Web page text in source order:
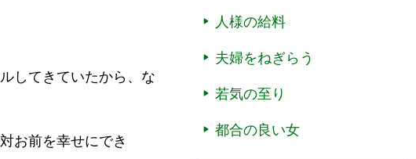
してきていたから、な
お前を幸せにでき
人様の給料
夫婦をねぎらう
若気の至り
都合の良い女